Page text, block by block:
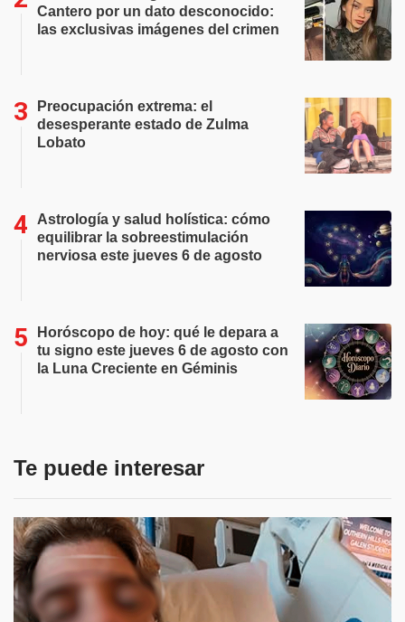
Cantero por un dato desconocido:
las exclusivas imágenes del crimen
Preocupación extrema: el
desesperante estado de Zulma
Lobato
Astrología y salud holística: cómo
equilibrar la sobreestimulación
nerviosa este jueves 6 de agosto
Horóscopo de hoy: qué le depara a
tu signo este jueves 6 de agosto con
la Luna Creciente en Géminis
Te puede interesar